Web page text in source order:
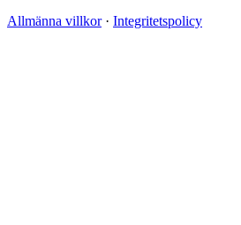
Allmänna villkor · Integritetspolicy